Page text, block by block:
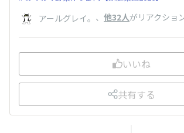
アールグレイ。 、 他32人がリアクショ
いいね
共有する